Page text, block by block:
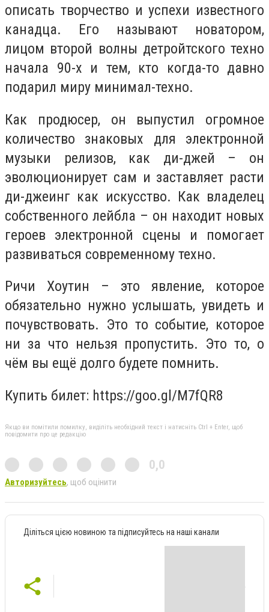
описать творчество и успехи известного
канадца. Его называют новатором,
лицом второй волны детройтского техно
начала 90-х и тем, кто когда-то давно
подарил миру минимал-техно.
Как продюсер, он выпустил огромное
количество знаковых для электронной
музыки релизов, как ди-джей – он
эволюционирует сам и заставляет расти
ди-джеинг как искусство. Как владелец
собственного лейбла – он находит новых
героев электронной сцены и помогает
развиваться современному техно.
Ричи Хоутин – это явление, которое
обязательно нужно услышать, увидеть и
почувствовать. Это то событие, которое
ни за что нельзя пропустить. Это то, о
чём вы ещё долго будете помнить.
Купить билет: https://goo.gl/M7fQR8
Якщо ви помітили помилку, виділіть необхідний текст і натисніть Ctrl + Enter, щоб
повідомити про це редакцію
0,0
Авторизуйтесь, щоб оцінити
Діліться цією новиною та підписуйтесь на наші канали